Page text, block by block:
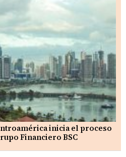
inicia el proceso
Financiero BSC